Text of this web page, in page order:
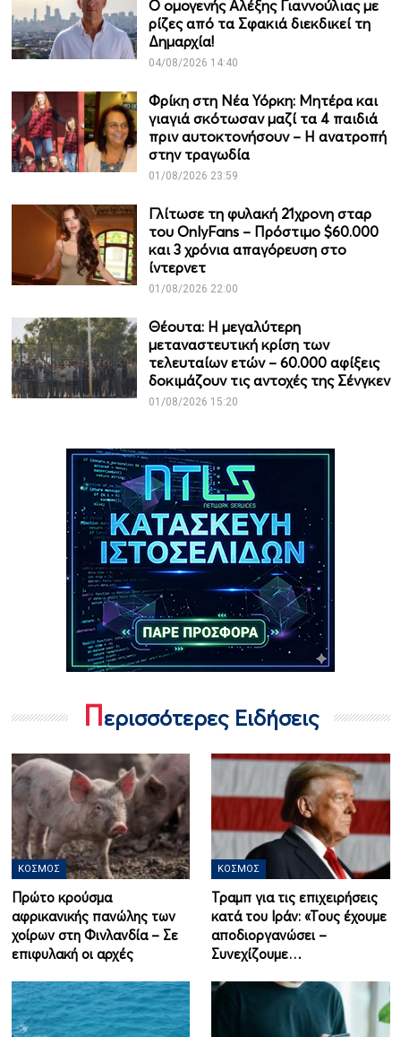
Ο ομογενής Αλέξης Γιαννούλιας με
ρίζες από τα Σφακιά διεκδικεί τη
Δημαρχία!
04/08/2026 14:40
Φρίκη στη Νέα Υόρκη: Μητέρα και
γιαγιά σκότωσαν μαζί τα 4 παιδιά
πριν αυτοκτονήσουν – Η ανατροπή
στην τραγωδία
01/08/2026 23:59
Γλίτωσε τη φυλακή 21χρονη σταρ
του OnlyFans – Πρόστιμο $60.000
και 3 χρόνια απαγόρευση στο
ίντερνετ
01/08/2026 22:00
Θέουτα: Η μεγαλύτερη
μεταναστευτική κρίση των
τελευταίων ετών – 60.000 αφίξεις
δοκιμάζουν τις αντοχές της Σένγκεν
01/08/2026 15:20
Περισσότερες Ειδήσεις
ΚΌΣΜΟΣ
Πρώτο κρούσμα
αφρικανικής πανώλης των
χοίρων στη Φινλανδία – Σε
επιφυλακή οι αρχές
ΚΌΣΜΟΣ
Τραμπ για τις επιχειρήσεις
κατά του Ιράν: «Τους έχουμε
αποδιοργανώσει –
Συνεχίζουμε…